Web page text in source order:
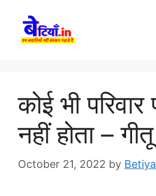
content
कोई भी
नहीं होता –
October 21, 2022 by